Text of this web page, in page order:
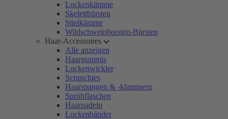
Lockenkämme
Skelettbürsten
Stielkämme
Wildschweinborsten-Bürsten
Haar-Accessoires
Alle anzeigen
Haargummis
Lockenwickler
Scrunchies
Haarspangen & -klammern
Sprühflaschen
Haarnadeln
Lockenbänder